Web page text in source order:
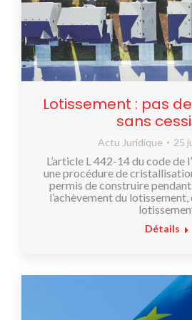
Lotissement : pas
sans
Actu Juridique 25
L’article L 442-14 du code de
une procédure de
permis de construire
l’achèvement du
Détails